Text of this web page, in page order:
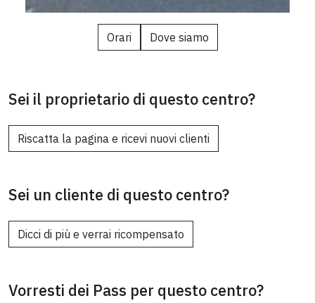
Orari Dove siamo
Sei il proprietario di questo centro?
Riscatta la pagina e ricevi nuovi clienti
Sei un cliente di questo centro?
Dicci di più e verrai ricompensato
Vorresti dei Pass per questo centro?